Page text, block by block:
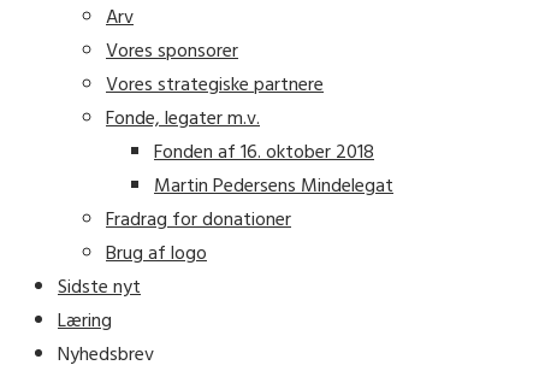
Arv
Vores sponsorer
Vores strategiske partnere
Fonde, legater m.v.
Fonden af 16. oktober 2018
Martin Pedersens Mindelegat
Fradrag for donationer
Brug af logo
Sidste nyt
Læring
Nyhedsbrev